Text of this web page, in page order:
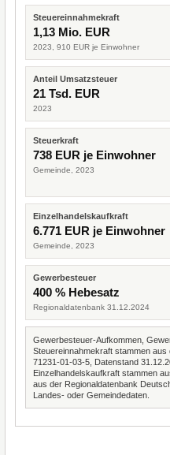
Steuereinnahmekraft
1,13 Mio. EUR
2023, 910 EUR je Einwohner
Anteil Umsatzsteuer
21 Tsd. EUR
2023
Steuerkraft
738 EUR je Einwohner
Gemeinde, 2023
Einzelhandelskaufkraft
6.771 EUR je Einwohner
Gemeinde, 2023
Gewerbesteuer
400 % Hebesatz
Regionaldatenbank 31.12.2024
Gewerbesteuer-Aufkommen,
Steuereinnahmekraft stammen
71231-01-03-5, Datenstand
Einzelhandelskaufkraft stammen
aus der Regionaldatenbank
Landes- oder Gemeindedaten.